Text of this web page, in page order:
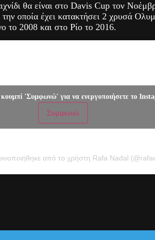
θα είναι στο Davis Cup τον
οποία έχει κατακτήσει 2 χρυσά
το 2008 και στο Ρίο το 2016.
από το χρήστη Rafa Nadal
'Συμφωνώ' για να ενεργοποιήσετε το
Συμφωνώ